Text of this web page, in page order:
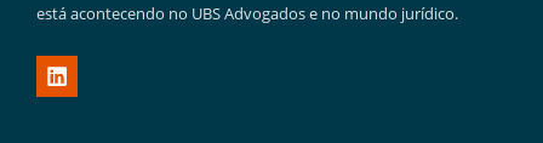
está acontecendo no UBS Advogados e no mundo jurídico.